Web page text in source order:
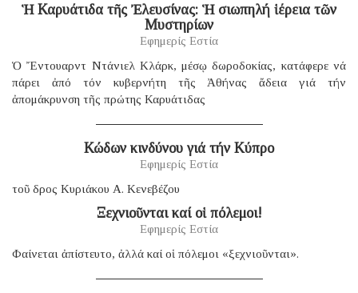
Ἡ Καρυάτιδα τῆς Ἐλευσίνας: Ἡ σιωπηλή ἱέρεια τῶν
Μυστηρίων
Εφημερίς Εστία
Ὁ Ἔντουαρντ Ντάνιελ Κλάρκ, μέσῳ δωροδοκίας, κατάφερε νά
πάρει ἀπό τόν κυβερνήτη τῆς Ἀθήνας ἄδεια γιά τήν
ἀπομάκρυνση τῆς πρώτης Καρυάτιδας
Κώδων κινδύνου γιά τήν Κύπρο
Εφημερίς Εστία
τοῦ δρος Κυριάκου Α. Κενεβέζου
Ξεχνιοῦνται καί οἱ πόλεμοι!
Εφημερίς Εστία
Φαίνεται ἀπίστευτο, ἀλλά καί οἱ πόλεμοι «ξεχνιοῦνται».